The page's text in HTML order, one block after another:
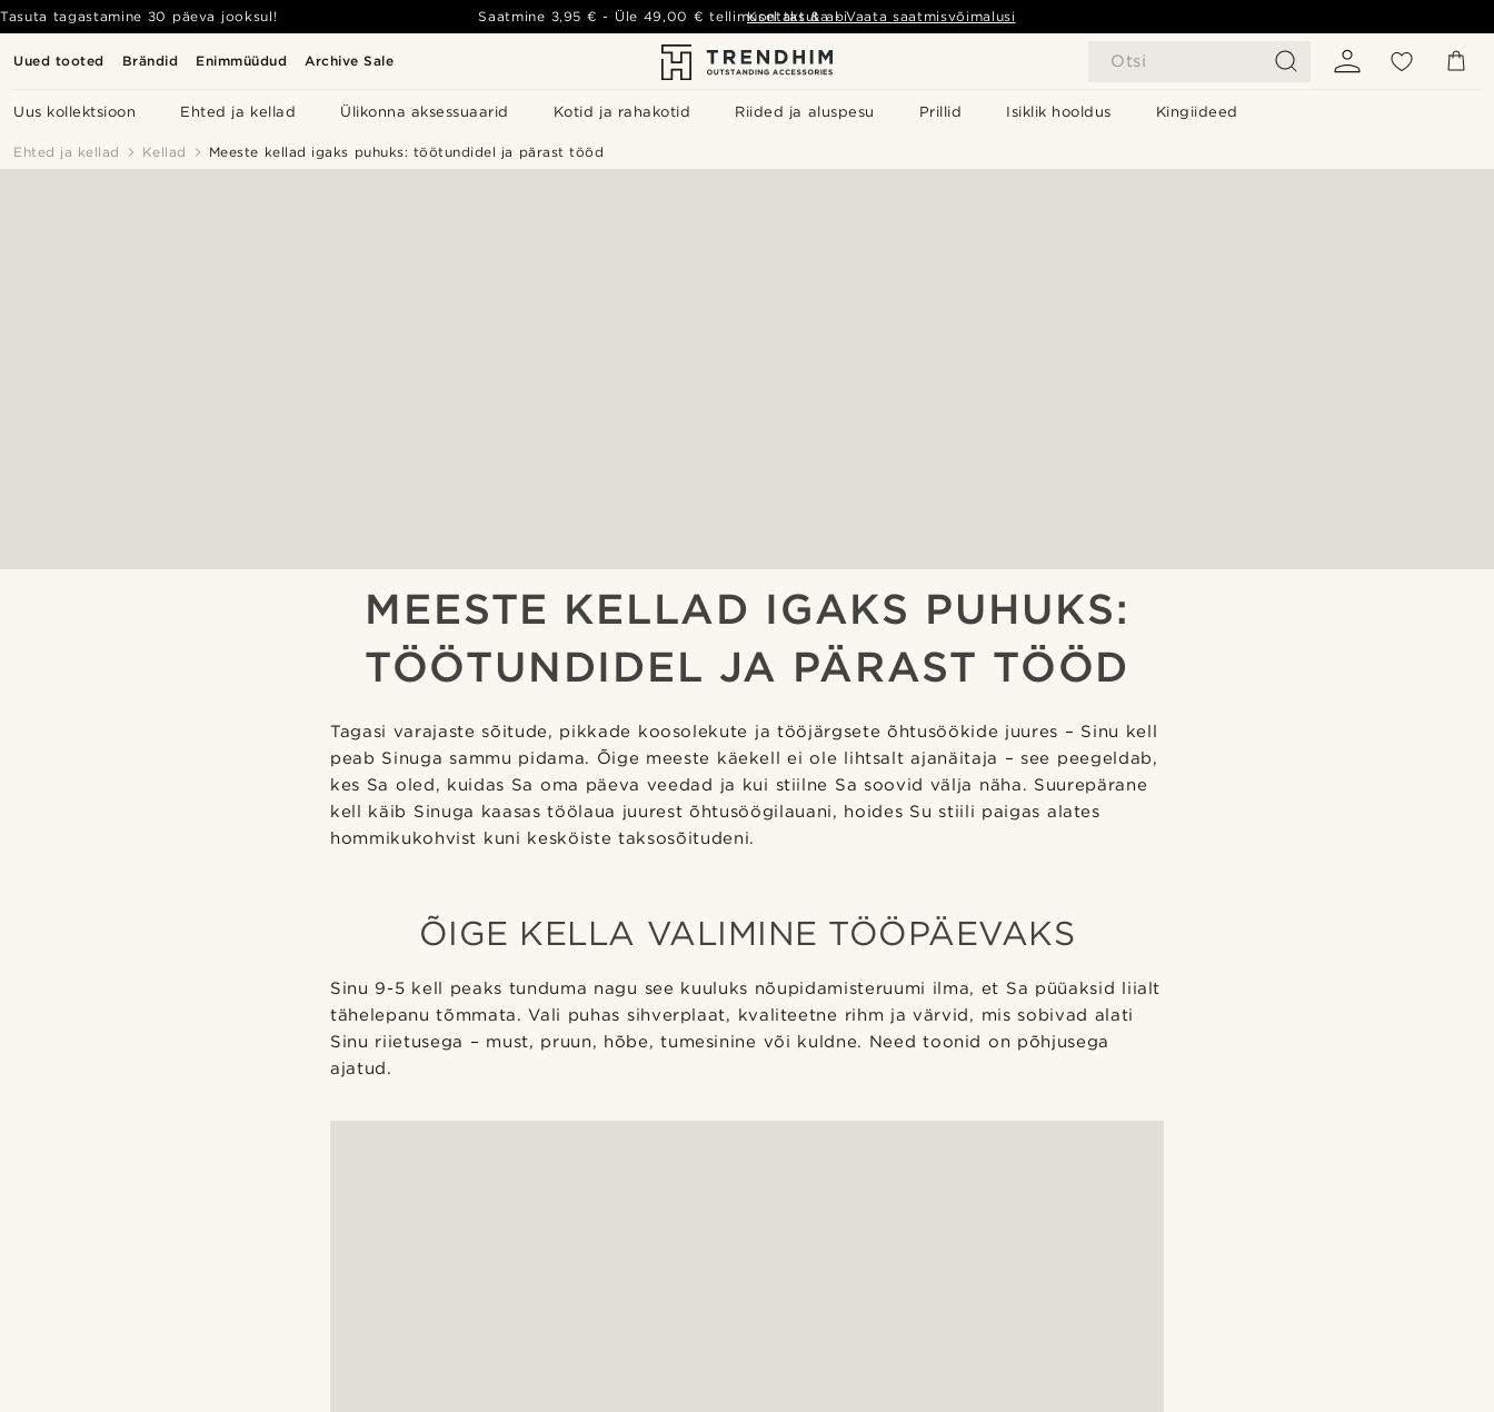
Uued tooted Brändid Enimmüüdud Archive Sale Otsi
Uus kollektsioon Ehted ja kellad Ülikonna aksessuaarid Kotid ja rahakotid Riided ja aluspesu Prillid Isiklik hooldus Kingiideed
Tasuta tagastamine 30 päeva jooksul! Saatmine 3,95 € - Üle 49,00 € tellimusel tasuta- Vaata saatmisvõimalusi
Kontakt & abi
Ehted ja kellad Kellad Meeste kellad igaks puhuks: töötundidel ja pärast tööd
MEESTE KELLAD IGAKS PUHUKS:
TÖÖTUNDIDEL JA PÄRAST TÖÖD
Tagasi varajaste sõitude, pikkade koosolekute ja tööjärgsete õhtusöökide juures – Sinu kell
peab Sinuga sammu pidama. Õige meeste käekell ei ole lihtsalt ajanäitaja – see peegeldab,
kes Sa oled, kuidas Sa oma päeva veedad ja kui stiilne Sa soovid välja näha. Suurepärane
kell käib Sinuga kaasas töölaua juurest õhtusöögilauani, hoides Su stiili paigas alates
hommikukohvist kuni kesköiste taksosõitudeni.
ÕIGE KELLA VALIMINE TÖÖPÄEVAKS
Sinu 9-5 kell peaks tunduma nagu see kuuluks nõupidamisteruumi ilma, et Sa püüaksid liialt
tähelepanu tõmmata. Vali puhas sihverplaat, kvaliteetne rihm ja värvid, mis sobivad alati
Sinu riietusega – must, pruun, hõbe, tumesinine või kuldne. Need toonid on põhjusega
ajatud.